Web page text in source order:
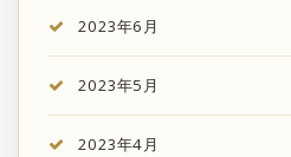
2023年6月
2023年5月
2023年4月